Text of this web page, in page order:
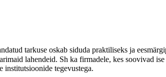
tarkuse oskab siduda praktiliseks ja
lahendeid. Sh ka firmadele, kes soovivad
tegevustega.